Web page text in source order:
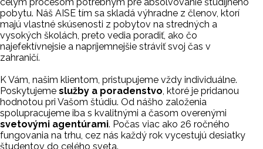
pobytu. Náš AISE tím sa skladá výhradne z členov, ktorí
majú vlastné skúsenosti z pobytov na stredných a
vysokých školách, preto vedia poradiť, ako čo
najefektívnejsie a napríjemnejšie stráviť svoj čas v
zahraničí.
K Vám, našim klientom, pristupujeme vždy individuálne.
Poskytujeme služby a poradenstvo, ktoré je pridanou
hodnotou pri Vašom štúdiu. Od nášho založenia
spolupracujeme iba s kvalitnými a časom overenými
svetovými agentúrami. Počas viac ako 26 ročného
fungovania na trhu, cez nás každý rok vycestujú desiatky
študentov do celého sveta.